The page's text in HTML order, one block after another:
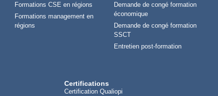
Formations CSE en régions
Formations management en
régions
Demande de congé formation
économique
Demande de congé formation
SSCT
Entretien post-formation
Certifications
Certification Qualiopi